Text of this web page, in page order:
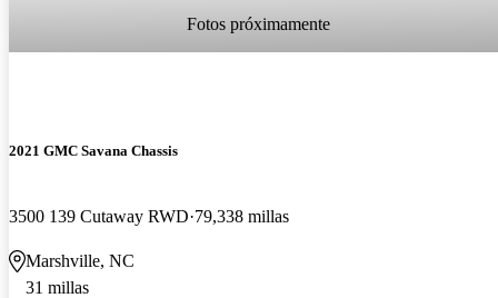
Fotos próximamente
2021 GMC Savana Chassis
3500 139 Cutaway RWD 79,338 millas
Marshville, NC
31 millas